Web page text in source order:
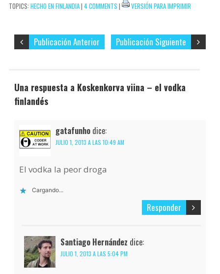
electrónico…
TOPICS: HECHO EN FINLANDIA| 4 COMMENTS | VERSIÓN PARA IMPRIMIR
Publicación Siguiente
Publicación Anterior
Una respuesta a Koskenkorva viina – el vodka
finlandés
gatafunho dice:
JULIO 1, 2013 A LAS 10:49 AM
El vodka la peor droga
Cargando...
Responder
Santiago Hernández dice:
JULIO 1, 2013 A LAS 5:04 PM